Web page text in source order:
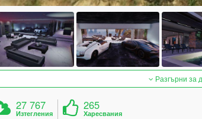
Разгърни за
27 767
Изтегления
265
Харесвания